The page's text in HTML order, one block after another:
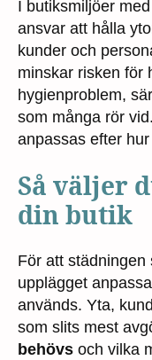
I butiksmiljöer
ansvar att hålla
kunder och
minskar risken för
hygienproblem,
som många rör
anpassas efter
Så väljer
din butik
För att
upplägget
används. Yta,
som slits mest
behövs och vilka